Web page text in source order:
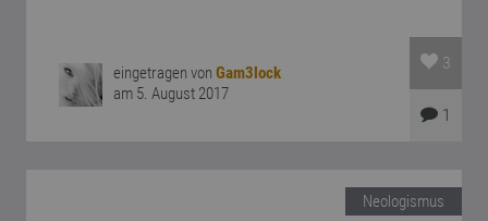
eingetragen vonGam3lock
am 5. August 2017
3
1
Neologismus